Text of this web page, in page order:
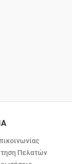
Πελατών